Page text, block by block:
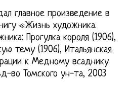
главное произведение в
«Жизнь художника.
Прогулка короля (1906),
тему (1906), Итальянская
к Медному всаднику
во Томского ун-та, 2003